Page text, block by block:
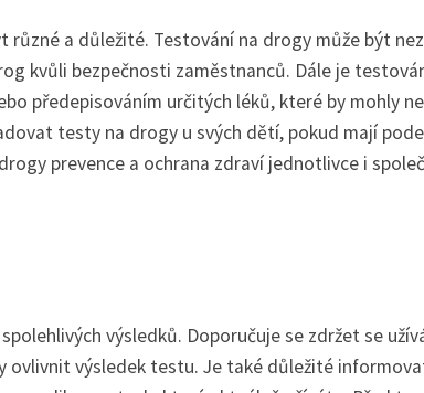
a důležité. Testování na drogy může být
kvůli bezpečnosti zaměstnanců. Dále je
předepisováním určitých léků, které by mohly
testy na drogy u svých dětí, pokud mají
prevence a ochrana zdraví jednotlivce i
výsledků. Doporučuje se zdržet se
ovlivnit výsledek testu. Je také důležité